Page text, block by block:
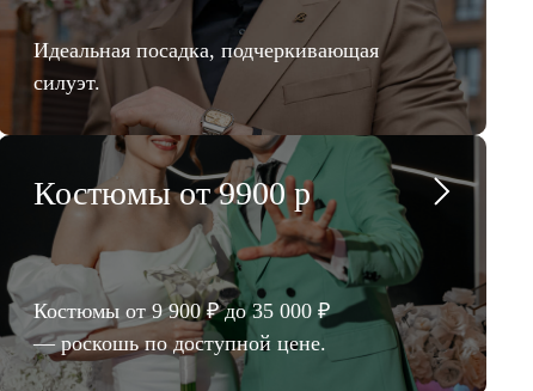
Идеальная посадка, подчеркивающая
силуэт.
Костюмы от 9900 р
Костюмы от 9 900 ₽ до 35 000 ₽
— роскошь по доступной цене.